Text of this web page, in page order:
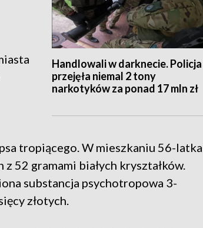
Handlowali w darknecie. Policja
przejęła niemal 2 tony
narkotyków za ponad 17 mln zł
tropiącego. W mieszkaniu 56-latka
52 gramami białych kryształków.
substancja psychotropowa 3-
złotych.